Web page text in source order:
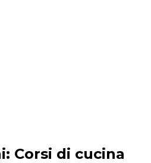
Esperienze
Corsi di cucina